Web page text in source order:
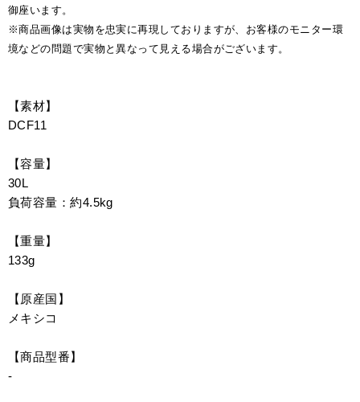
御座います。
※商品画像は実物を忠実に再現しておりますが、お客様のモニター環
境などの問題で実物と異なって見える場合がございます。
【素材】
DCF11
【容量】
30L
負荷容量：約4.5kg
【重量】
133g
【原産国】
メキシコ
【商品型番】
-